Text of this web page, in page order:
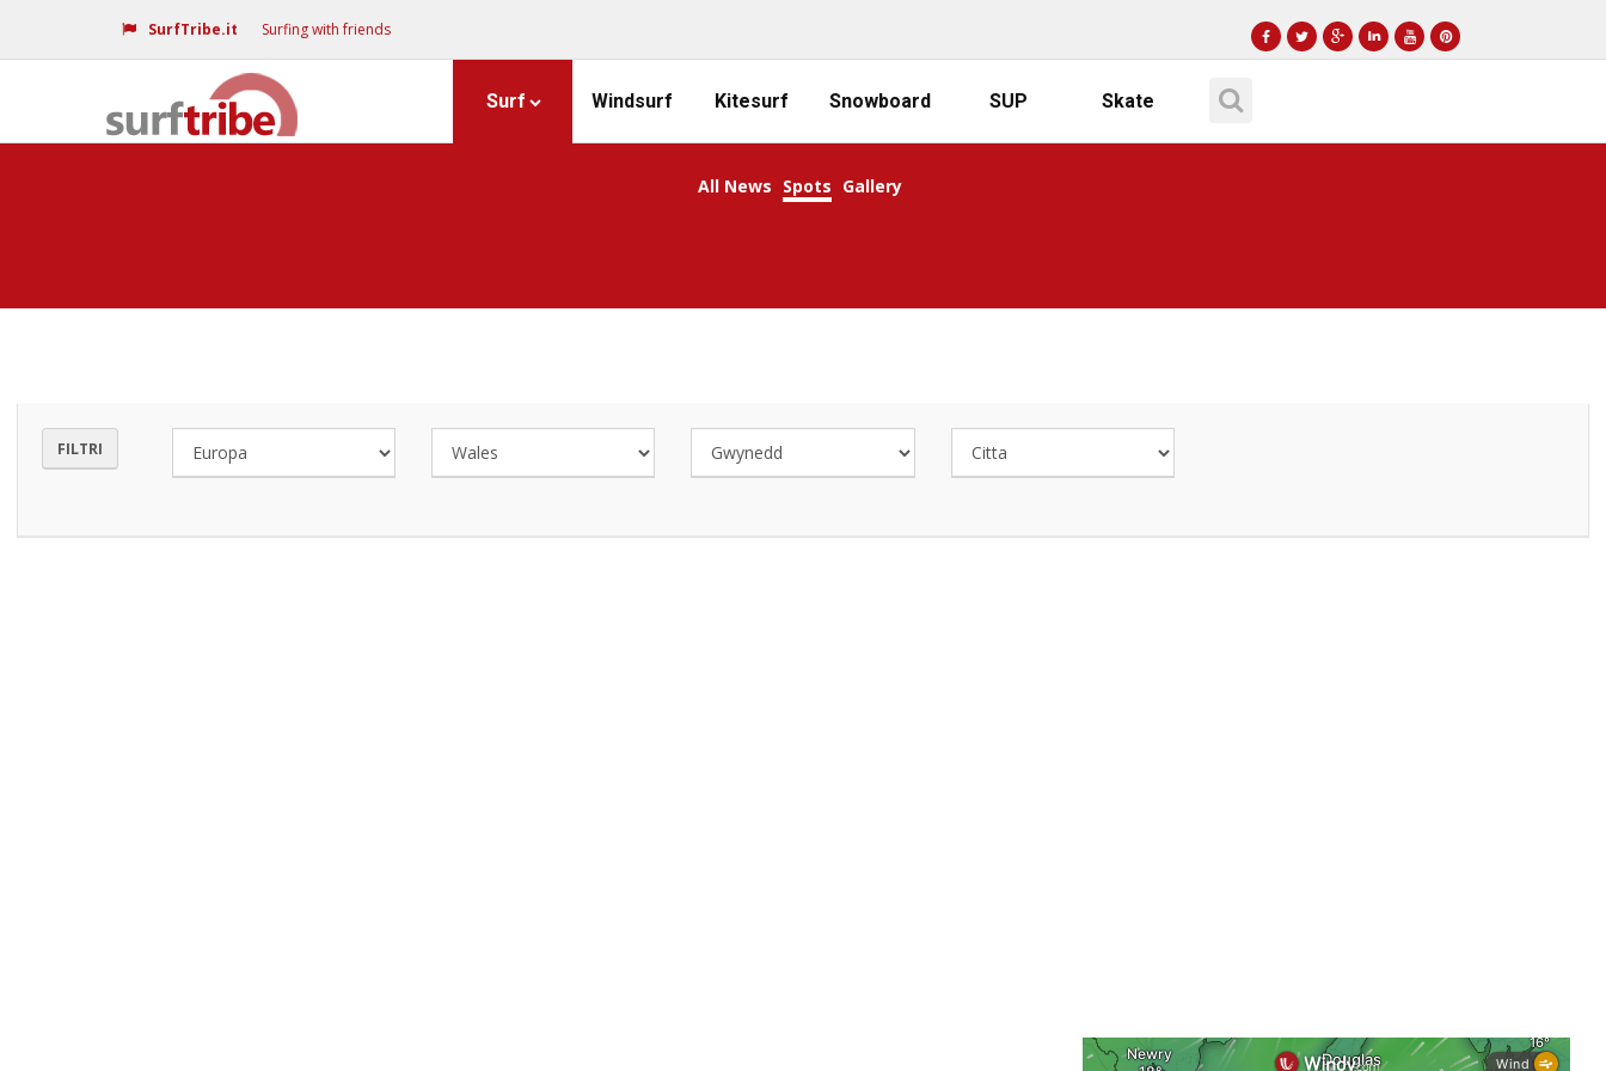
SurfTribe.it Surfing with friends
Surf Windsurf Kitesurf Snowboard SUP Skate
All News Spots Gallery
COOL SURFING SPOTS!
FILTRI